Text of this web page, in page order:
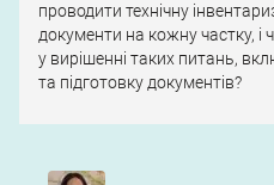
проводити технічну
документи на кожну частку,
у вирішенні таких питань,
та підготовку документів?